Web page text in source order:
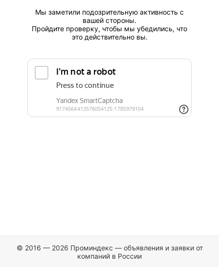
Мы заметили подозрительную активность с
вашей стороны.
Пройдите проверку, чтобы мы убедились, что
это действительно вы.
© 2016 — 2026 Проминдекс — объявления и заявки от
компаний в России